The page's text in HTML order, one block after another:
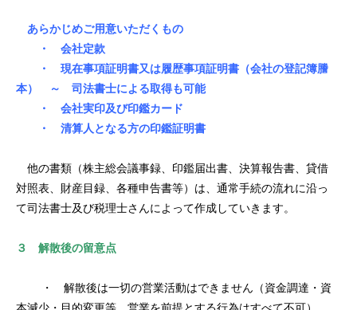
あらかじめご用意いただくもの
・ 会社定款
・ 現在事項証明書又は履歴事項証明書（会社の登記簿謄
本）
～ 司法書士による取得も可能
・ 会社実印及び印鑑カード
・ 清算人となる方の印鑑証明書
他の書類（株主総会議事録、印鑑届出書、決算報告書、貸借
対照表、財産目録、各種申告書等）は、通常手続の流れに沿っ
て司法書士及び税理士さんによって作成していきます。
３ 解散後の留意点
・ 解散後は一切の営業活動はできません（資金調達・資